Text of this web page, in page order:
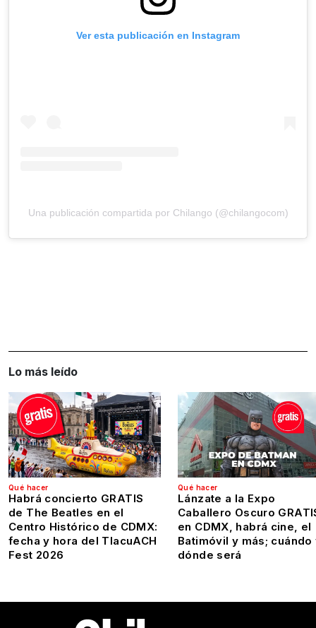
Ver esta publicación en Instagram
Una publicación compartida por Chilango (@chilangocom)
Lo más leído
Qué hacer
Habrá concierto GRATIS
de The Beatles en el
Centro Histórico de CDMX:
fecha y hora del TlacuACH
Fest 2026
Qué hacer
Lánzate a la Expo
Caballero Oscuro
en CDMX, habrá cine, el
Batimóvil y más; cuándo
dónde será